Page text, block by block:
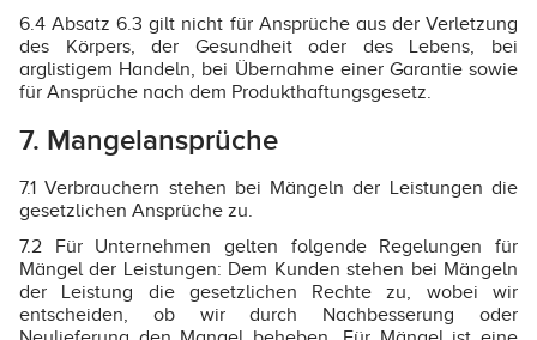
6.4 Absatz 6.3 gilt nicht für Ansprüche aus der Verletzung
des Körpers, der Gesundheit oder des Lebens, bei
arglistigem Handeln, bei Übernahme einer Garantie sowie
für Ansprüche nach dem Produkthaftungsgesetz.
7. Mangelansprüche
7.1 Verbrauchern stehen bei Mängeln der Leistungen die
gesetzlichen Ansprüche zu.
7.2 Für Unternehmen gelten folgende Regelungen für
Mängel der Leistungen: Dem Kunden stehen bei Mängeln
der Leistung die gesetzlichen Rechte zu, wobei wir
entscheiden, ob wir durch Nachbesserung oder